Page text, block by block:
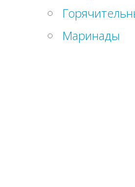
Маринады